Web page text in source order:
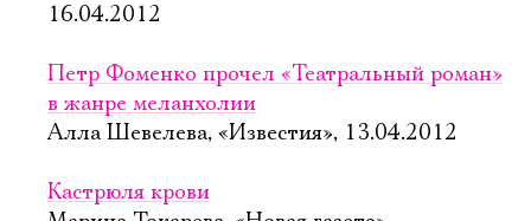
16.04.2012
Петр Фоменко прочел «Театральный роман»
в жанре меланхолии
Алла Шевелева, «Известия», 13.04.2012
Кастрюля крови